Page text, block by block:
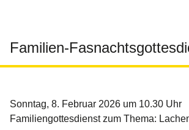
Familien-
Sonntag, 8. Februar 2026 um 10.30 Uhr
Familiengottesdienst zum Thema: